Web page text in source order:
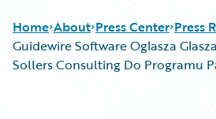
Home About Press Center Press
Guidewire Software Oglasza
Sollers Consulting Do Programu